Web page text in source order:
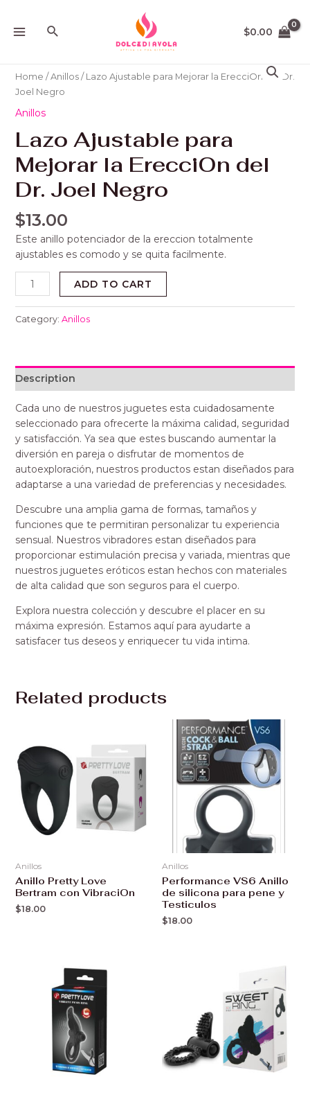
contenido
MENUBuscar $0.00
Home /Anillos/ Lazo Ajustable para Mejorar la ErecciOn del Dr.
Joel Negro
Anillos
Lazo Ajustable para
Mejorar la ErecciOn del
Dr. Joel Negro
$13.00
Este anillo potenciador de la ereccion totalmente
ajustables es comodo y se quita facilmente.
Ajustable
para
la
ErecciOn
del
Dr.
Negro
ADD TO CART
Category: Anillos
Description
Cada uno de nuestros juguetes esta cuidadosamente
seleccionado para ofrecerte la máxima calidad, seguridad
y satisfacción. Ya sea que estes buscando aumentar la
diversión en pareja o disfrutar de momentos de
autoexploración, nuestros productos estan diseñados para
adaptarse a una variedad de preferencias y necesidades.
Descubre una amplia gama de formas, tamaños y
funciones que te permitiran personalizar tu experiencia
sensual. Nuestros vibradores estan diseñados para
proporcionar estimulación precisa y variada, mientras que
nuestros juguetes eróticos estan hechos con materiales
de alta calidad que son seguros para el cuerpo.
Explora nuestra colección y descubre el placer en su
máxima expresión. Estamos aquí para ayudarte a
satisfacer tus deseos y enriquecer tu vida intima.
Related products
Anillos
Anillo Pretty Love
Bertram con VibraciOn
$18.00
Anillos
Performance VS6 Anillo
de silicona para pene y
Testiculos
$18.00